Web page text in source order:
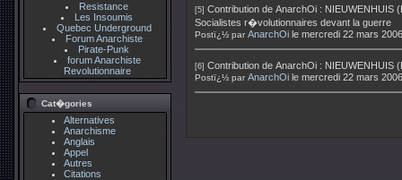
Resistance
Les Insoumis
Quebec Underground
Forum Anarchiste
Pirate-Punk
forum Anarchiste
Revolutionnaire
Cat�gories
Alternatives
Anarchisme
Anglais
Appel
Autres
Citations
[5] Contribution de AnarchOi : NIEUWENHUIS
Socialistes r�volutionnaires devant la guerre
Postï¿½ par AnarchOi le mercredi 22 mars
[6] Contribution de AnarchOi : NIEUWENHUIS
Postï¿½ par AnarchOi le mercredi 22 mars